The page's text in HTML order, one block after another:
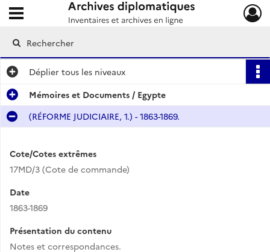
Archives diplomatiques
Ouvrir le menu déroulant
Déplier tous les niveaux
Mémoires et Documents / Egypte
(RÉFORME JUDICIAIRE, 1.) - 1863-1869.
Cote/Cotes extrêmes
17MD/3 (Cote de commande)
Date
1863-1869
Présentation du contenu
Notes et correspondances.